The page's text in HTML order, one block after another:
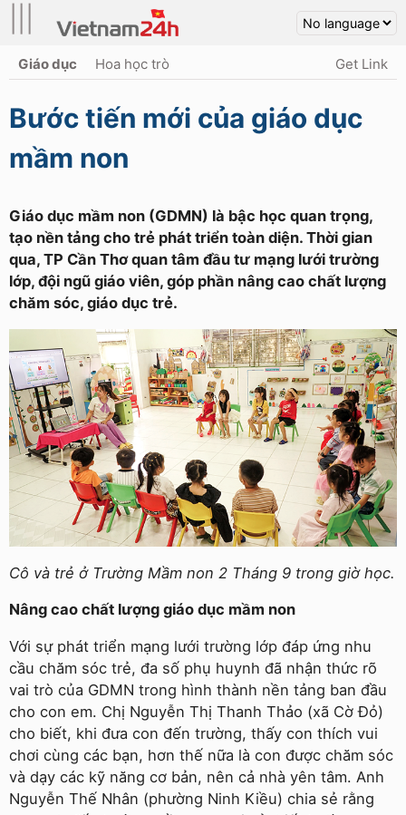
Giáo dục Hoa học trò Get Link
Bước tiến mới của giáo dục
mầm non
Giáo dục mầm non (GDMN) là bậc học quan trọng,
tạo nền tảng cho trẻ phát triển toàn diện. Thời gian
qua, TP Cần Thơ quan tâm đầu tư mạng lưới trường
lớp, đội ngũ giáo viên, góp phần nâng cao chất lượng
chăm sóc, giáo dục trẻ.
Cô và trẻ ở Trường Mầm non 2 Tháng 9 trong giờ học.
Nâng cao chất lượng giáo dục mầm non
Với sự phát triển mạng lưới trường lớp đáp ứng nhu
cầu chăm sóc trẻ, đa số phụ huynh đã nhận thức rõ
vai trò của GDMN trong hình thành nền tảng ban đầu
cho con em. Chị Nguyễn Thị Thanh Thảo (xã Cờ Đỏ)
cho biết, khi đưa con đến trường, thấy con thích vui
chơi cùng các bạn, hơn thế nữa là con được chăm sóc
và dạy các kỹ năng cơ bản, nên cả nhà yên tâm. Anh
Nguyễn Thế Nhân (phường Ninh Kiều) chia sẻ rằng